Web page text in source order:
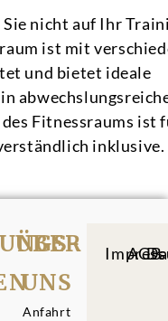
nicht auf Ihr
ist mit
und bietet ideale
Fitnessraums ist
inklusive.
ÜBER
UNS
Anfahrt
AGB